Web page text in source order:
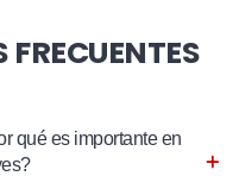
qué es importante en